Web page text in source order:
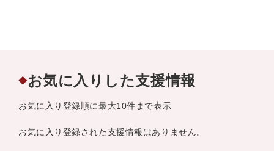
◆お気に入りした支援情報
お気に入り登録順に最大10件まで表示
お気に入り登録された支援情報はありません。